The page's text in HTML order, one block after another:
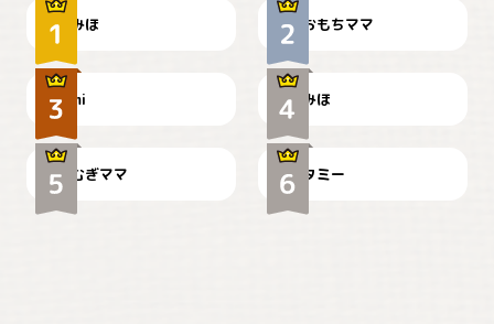
みほ おもちママ
可愛い？
mi
見てるぞぉ
みほ
🌻とむぎ！
むぎママ
ドーベルマンのお友達邸に
て
タミー